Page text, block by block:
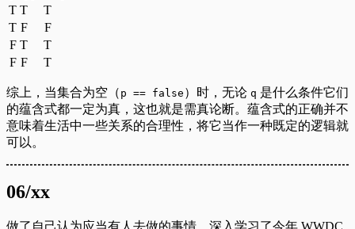
T T
T
T F
F
F T
T
F F T
综上，当集合为空（ p == false ）时，无论 q 是什么条件它们
的蕴含式都一定为真，这也就是需真论断。蕴含式的正确并不
意味着生活中一些关系的合理性，将它当作一种既定的逻辑就
可以。
06/xx
做了自己认为应当有人去做的事情，深入学习了今年 WWDC